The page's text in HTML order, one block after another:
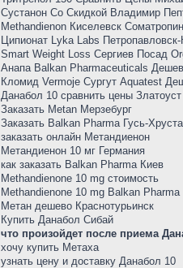
Сустанон Со Скидкой Владимир
Methandienon Киселевск
Ципионат Lyka Labs
Smart Weight Loss Сергиев Посад
Анапа Balkan Pharmaceuticals
Кломид Vermoje Сургут Aquatest
Данабол 10 сравнить цены Златоуст
Заказать Metan Мерзебург
Заказать Balkan Pharma Гусь-
заказать онлайн Метандиенон
Метандиенон 10 мг Германия
как заказать Balkan Pharma Киев
Methandienone 10 mg стоимость
Methandienone 10 mg Balkan Pharma
Метан дешево Краснотурьинск
Купить Данабол Сибай
что произойдет после приема
хочу купить Метаха
узнать цену и доставку Данабол 10